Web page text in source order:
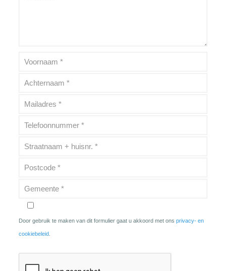
Door gebruik te maken van dit formulier gaat u akkoord met ons privacy- en
cookiebeleid.